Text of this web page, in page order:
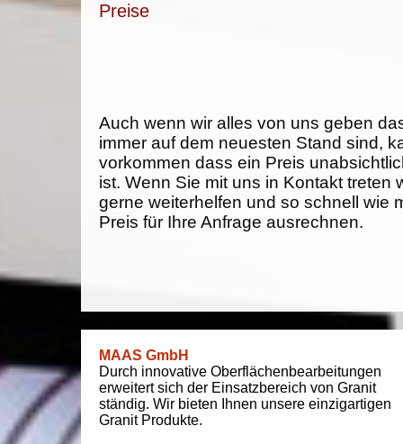
Preise
Auch wenn wir alles von uns geben
immer auf dem neuesten Stand sind,
vorkommen dass ein Preis
ist. Wenn Sie mit uns in Kontakt treten
gerne weiterhelfen und so schnell wie
Preis für Ihre Anfrage ausrechnen.
MAAS GmbH
Durch innovative Oberflächenbearbeitungen
erweitert sich der Einsatzbereich von Granit
ständig. Wir bieten Ihnen unsere einzigartigen
Granit Produkte.